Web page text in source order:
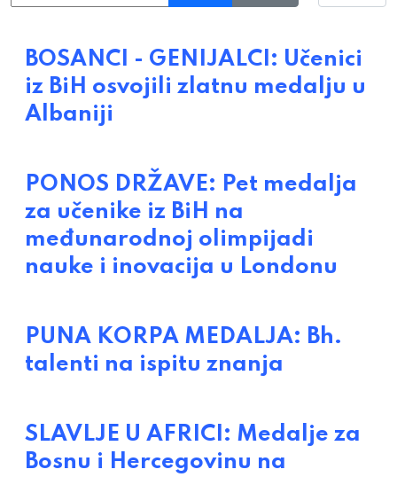
BOSANCI - GENIJALCI: Učenici
iz BiH osvojili zlatnu medalju u
Albaniji
PONOS DRŽAVE: Pet medalja
za učenike iz BiH na
međunarodnoj olimpijadi
nauke i inovacija u Londonu
PUNA KORPA MEDALJA: Bh.
talenti na ispitu znanja
SLAVLJE U AFRICI: Medalje za
Bosnu i Hercegovinu na